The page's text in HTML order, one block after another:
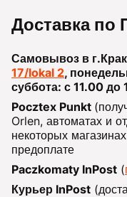
Доставка по
Самовывоз в
17/lokal 2,
суббота: с 11.00 до
Pocztex Punkt
Orlen, автоматах и
некоторых
предоплате
Paczkomaty InPost (
Курьер InPost